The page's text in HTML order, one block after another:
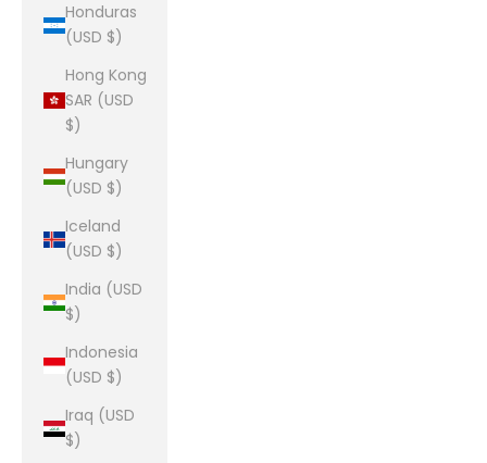
Honduras
(USD $)
Hong Kong
SAR (USD
$)
Hungary
(USD $)
Iceland
(USD $)
India (USD
$)
Indonesia
(USD $)
Iraq (USD
$)